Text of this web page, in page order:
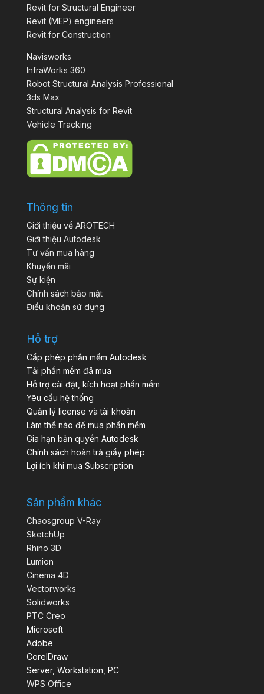
Revit for Structural Engineer
Revit (MEP) engineers
Revit for Construction
Navisworks
InfraWorks 360
Robot Structural Analysis Professional
3ds Max
Structural Analysis for Revit
Vehicle Tracking
Thông tin
Giới thiệu về AROTECH
Giới thiệu Autodesk
Tư vấn mua hàng
Khuyến mãi
Sự kiện
Chính sách bảo mật
Điều khoản sử dụng
Hỗ trợ
Cấp phép phần mềm Autodesk
Tải phần mềm đã mua
Hỗ trợ cài đặt, kích hoạt phần mềm
Yêu cầu hệ thống
Quản lý license và tài khoản
Làm thế nào để mua phần mềm
Gia hạn bản quyền Autodesk
Chính sách hoàn trả giấy phép
Lợi ích khi mua Subscription
Sản phẩm khác
Chaosgroup V-Ray
SketchUp
Rhino 3D
Lumion
Cinema 4D
Vectorworks
Solidworks
PTC Creo
Microsoft
Adobe
CorelDraw
Server, Workstation, PC
WPS Office